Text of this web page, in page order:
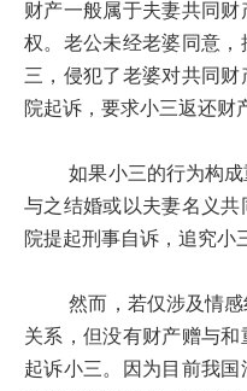
财产一般属于夫妻共同
权。老公未经老婆同意
三，侵犯了老婆对共同
院起诉，要求小三返还财
如果小三的行为构成
与之结婚或以夫妻名义
院提起刑事自诉，追究小
然而，若仅涉及情感
关系，但没有财产赠与
起诉小三。因为目前我